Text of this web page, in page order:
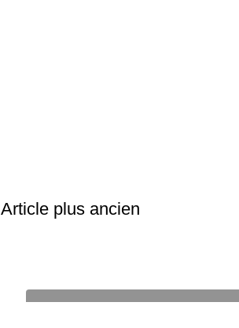
Article plus ancien